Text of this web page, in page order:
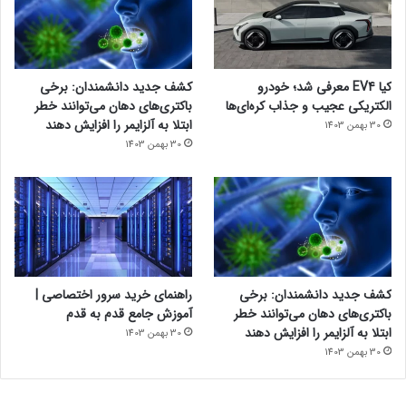
کیا EV4 معرفی شد؛ خودرو
الکتریکی عجیب و جذاب کره‌ای‌ها
30 بهمن 1403
کشف جدید دانشمندان: برخی
باکتری‌های دهان می‌توانند خطر
ابتلا به آلزایمر را افزایش دهند
30 بهمن 1403
کشف جدید دانشمندان: برخی
باکتری‌های دهان می‌توانند خطر
ابتلا به آلزایمر را افزایش دهند
30 بهمن 1403
راهنمای خرید سرور اختصاصی |
آموزش جامع قدم به قدم
30 بهمن 1403